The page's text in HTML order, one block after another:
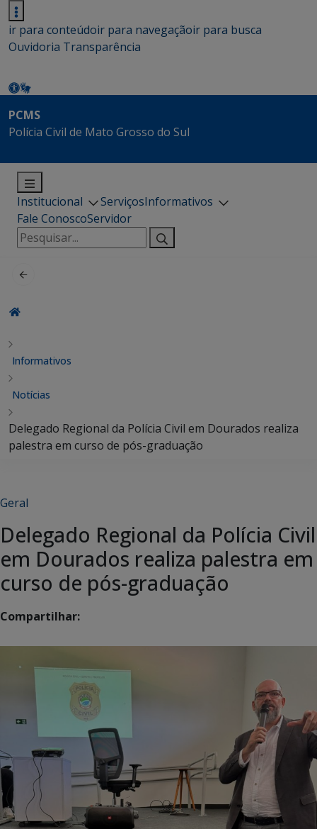
ir para conteúdoir para navegaçãoir para busca
Ouvidoria Transparência
PCMS
Polícia Civil de Mato Grosso do Sul
Institucional ServiçosInformativos
Fale ConoscoServidor
Pesquisar
por:
Informativos
Notícias
Delegado Regional da Polícia Civil em Dourados realiza
palestra em curso de pós-graduação
Geral
Delegado Regional da Polícia Civil
em Dourados realiza palestra em
curso de pós-graduação
Compartilhar: